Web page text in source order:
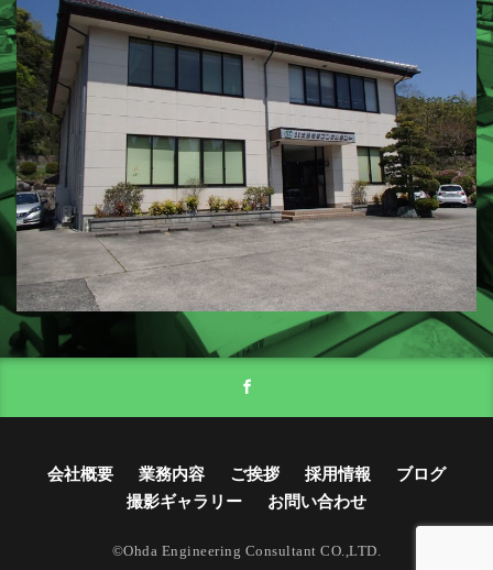
会社概要 業務内容 ご挨拶 採用情報
ブログ
撮影ギャラリー
お問い合わせ
©Ohda Engineering Consultant CO.,LTD.